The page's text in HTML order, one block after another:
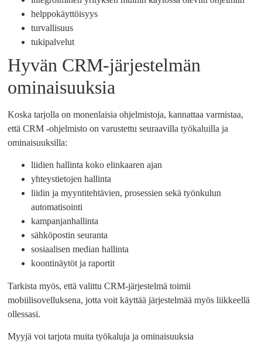
helppokäyttöisyys
turvallisuus
tukipalvelut
Hyvän CRM-järjestelmän
ominaisuuksia
Koska tarjolla on monenlaisia ohjelmistoja, kannattaa varmistaa,
että CRM -ohjelmisto on varustettu seuraavilla työkaluilla ja
ominaisuuksilla:
liidien hallinta koko elinkaaren ajan
yhteystietojen hallinta
liidin ja myyntitehtävien, prosessien sekä työnkulun
automatisointi
kampanjanhallinta
sähköpostin seuranta
sosiaalisen median hallinta
koontinäytöt ja raportit
Tarkista myös, että valittu CRM-järjestelmä toimii
mobiilisovelluksena, jotta voit käyttää järjestelmää myös liikkeellä
ollessasi.
Myyjä voi tarjota muita työkaluja ja ominaisuuksia